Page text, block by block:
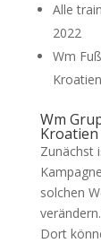
Alle
2022
Wm
Kroatien
Wm
Kroatien
Zunächst
solchen
Dort